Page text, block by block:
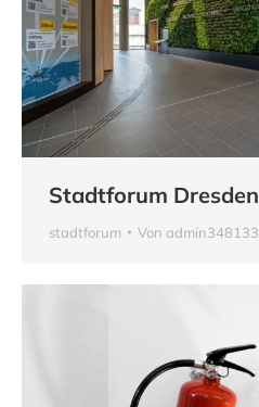
Stadtforum Dresden
stadtforum Von admin348133